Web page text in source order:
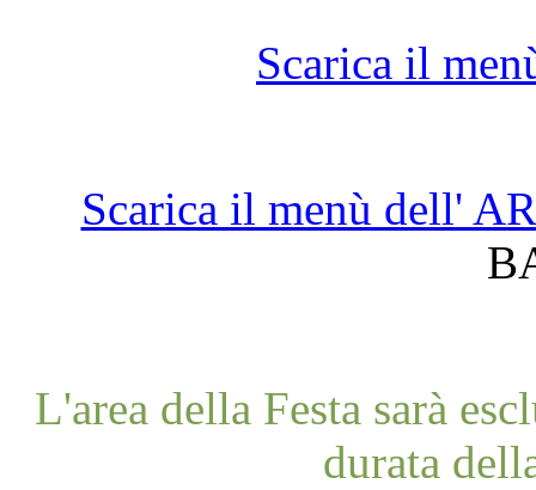
Scarica il
Scarica il menù dell'
L'area della Festa sarà
durata